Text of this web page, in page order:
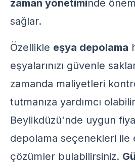
zaman yönetiminde
sağlar.
Özellikle eşya depolama
eşyalarınızı güvenle
zamanda maliyetleri
tutmanıza yardımcı
Beylikdüzü'nde uygun
depolama seçenekleri ile
çözümler bulabilirsiniz.